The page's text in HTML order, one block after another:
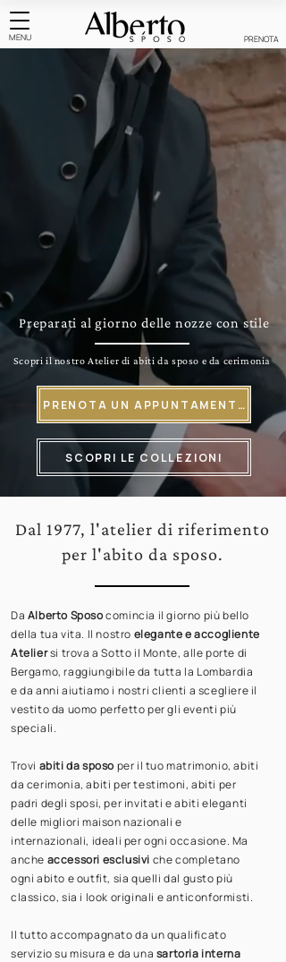
MENU PRENOTA
Preparati al giorno delle nozze con stile​
Scopri il nostro Atelier di abiti da sposo e da cerimonia
PRENOTA UN APPUNTAMENTO
SCOPRI LE COLLEZIONI
Dal 1977, l'atelier di riferimento
per l'abito da sposo.
Da Alberto Sposocomincia il giorno più bello
della tua vita. Il nostro elegante e accogliente
Ateliersi trova a Sotto il Monte, alle porte di
Bergamo, raggiungibile da tutta la Lombardia
e da anni aiutiamo i nostri clienti a scegliere il
vestito da uomo perfetto per gli eventi più
speciali.
Trovi abiti da sposo per il tuo matrimonio, abiti
da cerimonia, abiti per testimoni, abiti per
padri degli sposi, per invitati e abiti eleganti
delle migliori maison nazionali e
internazionali, ideali per ogni occasione. Ma
anche accessori esclusivi che completano
ogni abito e outfit, sia quelli dal gusto più
classico, sia i look originali e anticonformisti.
Il tutto accompagnato da un qualificato
servizio su misura e da una sartoria interna